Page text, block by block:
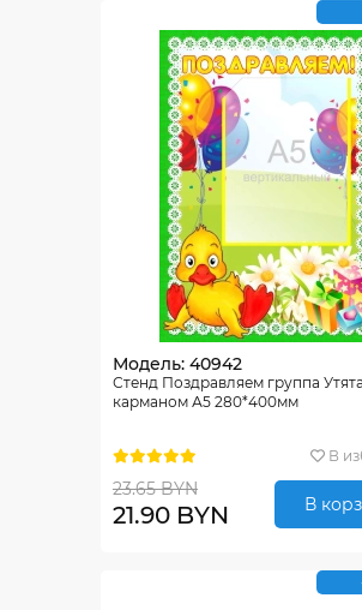
Модель: 40942
Стенд Поздравляем группа
карманом А5 280*400мм
В
23.65 BYN
21.90 BYN В